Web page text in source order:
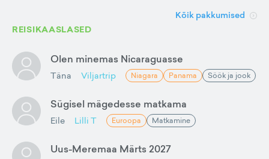
Kõik pakkumised
REISIKAASLASED
Olen minemas Nicaraguasse
Täna Viljartrip Niagara Panama Söök ja jook
Sügisel mägedesse matkama
Eile Lilli T Euroopa Matkamine
Uus-Meremaa Märts 2027